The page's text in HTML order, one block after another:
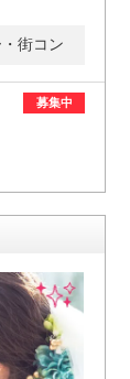
街コン
募集中